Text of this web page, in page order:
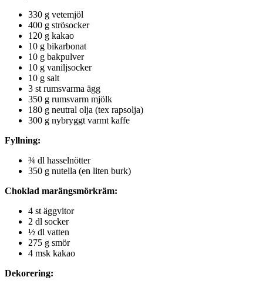
330 g vetemjöl
400 g strösocker
120 g kakao
10 g bikarbonat
10 g bakpulver
10 g vaniljsocker
10 g salt
3 st rumsvarma ägg
350 g rumsvarm mjölk
180 g neutral olja (tex rapsolja)
300 g nybryggt varmt kaffe
Fyllning:
¾ dl hasselnötter
350 g nutella (en liten burk)
Choklad marängsmörkräm:
4 st äggvitor
2 dl socker
½ dl vatten
275 g smör
4 msk kakao
Dekorering: